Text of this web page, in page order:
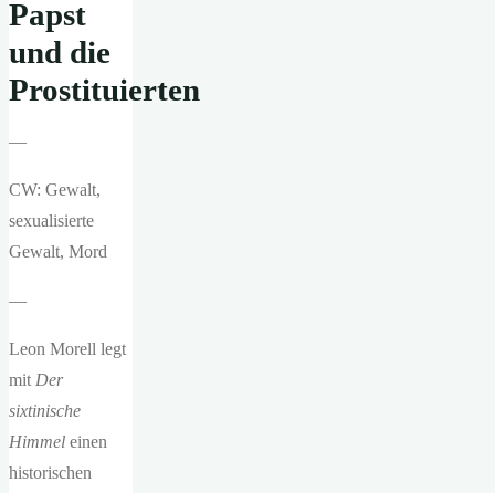
Papst
und die
Prostituierten
—
CW: Gewalt,
sexualisierte
Gewalt, Mord
—
Leon Morell legt
mit Der
sixtinische
Himmel einen
historischen